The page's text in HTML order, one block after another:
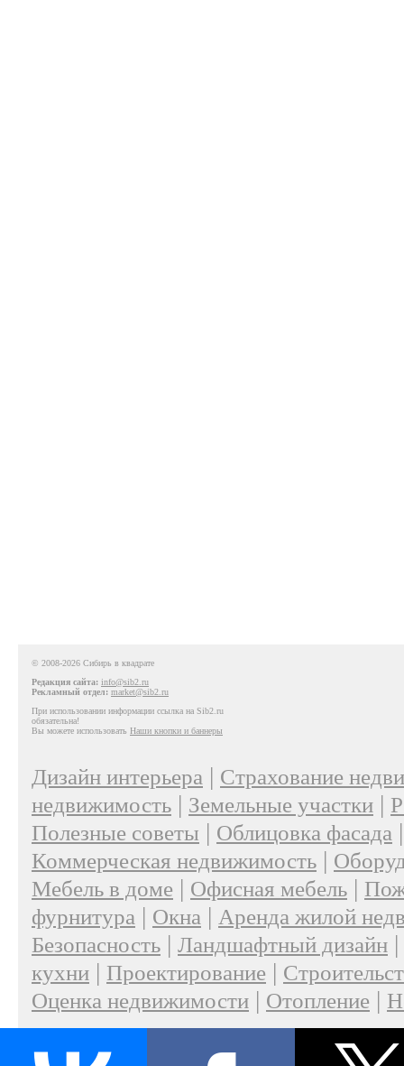
© 2008-2026 Сибирь в квадрате
Редакция сайта: info@sib2.ru
Рекламный отдел: market@sib2.ru
При использовании информации ссылка на Sib2.ru
обязательна!
Вы можете использовать Наши кнопки и баннеры
Дизайн интерьера | Страхование
недвижимость | Земельные участки |
Полезные советы | Облицовка фасада
Коммерческая недвижимость |
Мебель в доме | Офисная мебель |
фурнитура | Окна | Аренда жилой
Безопасность | Ландшафтный дизайн |
кухни | Проектирование |
Оценка недвижимости | Отопление |
О проекте|